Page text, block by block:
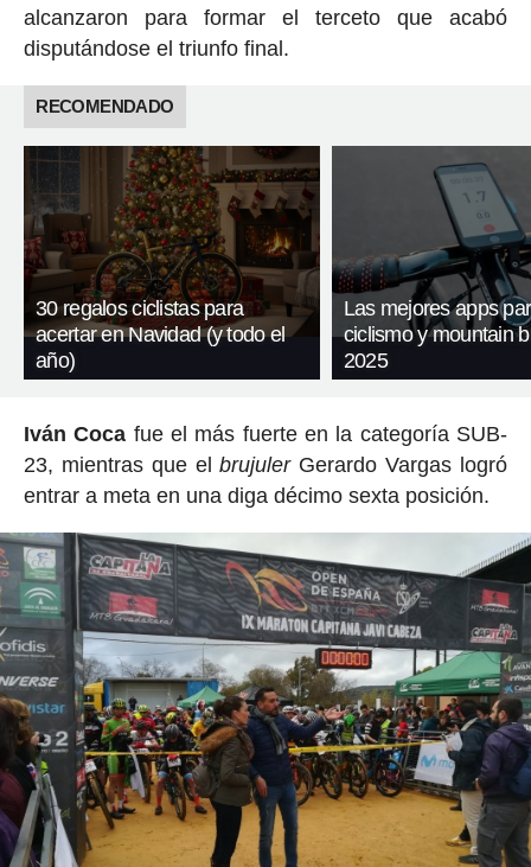
alcanzaron para formar el terceto que acabó
disputándose el triunfo final.
RECOMENDADO
30 regalos ciclistas para
acertar en Navidad (y todo el
año)
Las mejores apps
ciclismo y mountain
2025
Iván Coca fue el más fuerte en la categoría SUB-
23, mientras que elbrujuler Gerardo Vargas logró
entrar a meta en una diga décimo sexta posición.